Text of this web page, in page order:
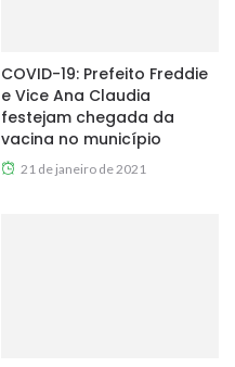
COVID-19: Prefeito Freddie
e Vice Ana Claudia
festejam chegada da
vacina no município
21 de janeiro de 2021